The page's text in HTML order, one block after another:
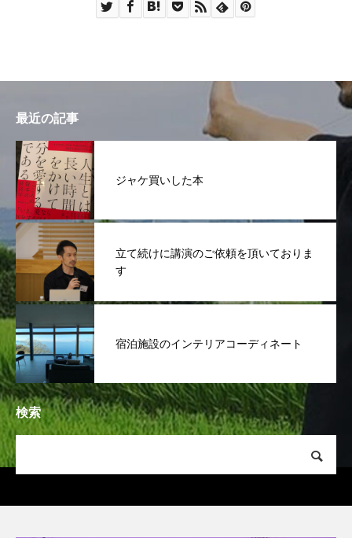
最近の記事
ジャケ買いした本
立て続けに講演のご依頼を頂いておりま
す
宿泊施設のインテリアコーディネート
検索